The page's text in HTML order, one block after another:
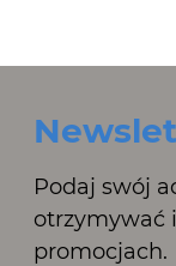
Podaj swój
otrzymywać
promocjach.